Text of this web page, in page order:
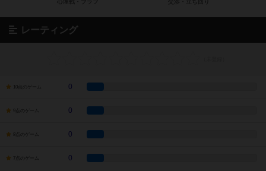
レーティング
10点のゲーム 0
9点のゲーム 0
8点のゲーム 0
7点のゲーム 0